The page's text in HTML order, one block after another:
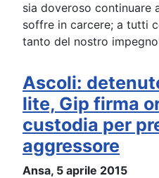
sia doveroso continuare
soffre in carcere; a tutti
tanto del nostro
Ascoli:
lite, Gip firma
custodia per
aggressore
Ansa, 5 aprile 2015